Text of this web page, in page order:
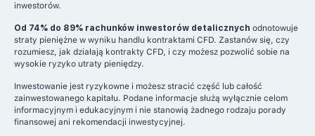
inwestorów.
Od 74% do 89% rachunków inwestorów detalicznych odnotowuje
straty pieniężne w wyniku handlu kontraktami CFD. Zastanów się, czy
rozumiesz, jak działają kontrakty CFD, i czy możesz pozwolić sobie na
wysokie ryzyko utraty pieniędzy.
Inwestowanie jest ryzykowne i możesz stracić część lub całość
zainwestowanego kapitału. Podane informacje służą wyłącznie celom
informacyjnym i edukacyjnym i nie stanowią żadnego rodzaju porady
finansowej ani rekomendacji inwestycyjnej.